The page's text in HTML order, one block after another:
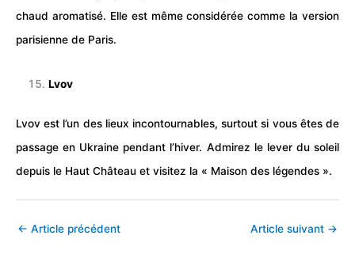
chaud aromatisé. Elle est même considérée comme la version
parisienne de Paris.
Lvov
Lvov est l’un des lieux incontournables, surtout si vous êtes de
passage en Ukraine pendant l’hiver. Admirez le lever du soleil
depuis le Haut Château et visitez la « Maison des légendes ».
← Article précédent Article suivant →